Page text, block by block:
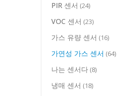
PIR 센서 (24)
VOC 센서 (23)
가스 유량 센서 (16)
가연성 가스 센서 (64)
나는 센서다 (8)
냉매 센서 (18)